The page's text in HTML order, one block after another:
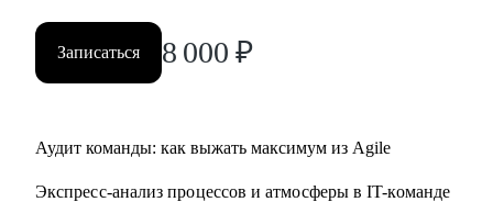
Записаться 8 000 ₽
Аудит команды: как выжать максимум из Agile
Экспресс-анализ процессов и атмосферы в IT-команде